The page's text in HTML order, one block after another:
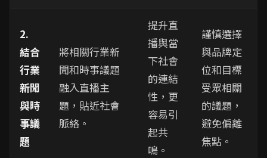
2.
結合
行業
新聞
與時
事議
題
將相關行業新
聞和時事議題
融入直播主
題，貼近社會
脈絡。
提升直
播與當
下社會
的連結
性，更
容易引
起共
鳴。
謹慎選擇
與品牌定
位和目標
受眾相關
的議題，
避免偏離
焦點。